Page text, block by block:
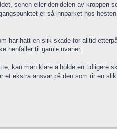
senen eller den delen av kroppen
er så innbarket hos
har hatt en slik skade for alltid
henfaller til gamle uvaner.
kan man klare å holde en tidligere
et ekstra ansvar på den som rir en